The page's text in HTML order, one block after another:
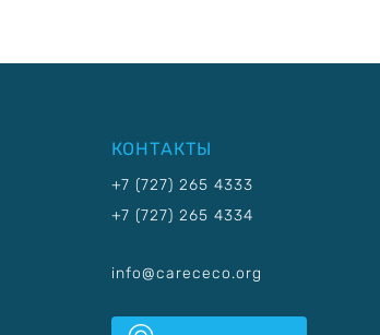
КОНТАКТЫ
+7 (727) 265 4333
+7 (727) 265 4334
info@carececo.org